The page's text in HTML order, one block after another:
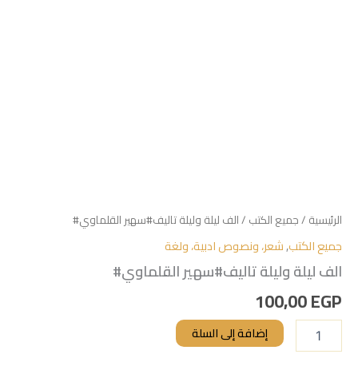
الرئيسية /جميع الكتب / الف ليلة وليلة تاليف#سهير القلماوي#
جميع الكتب,شعر، ونصوص ادبية، ولغة
الف ليلة وليلة تاليف#سهير القلماوي#
100,00EGP
إضافة إلى السلة